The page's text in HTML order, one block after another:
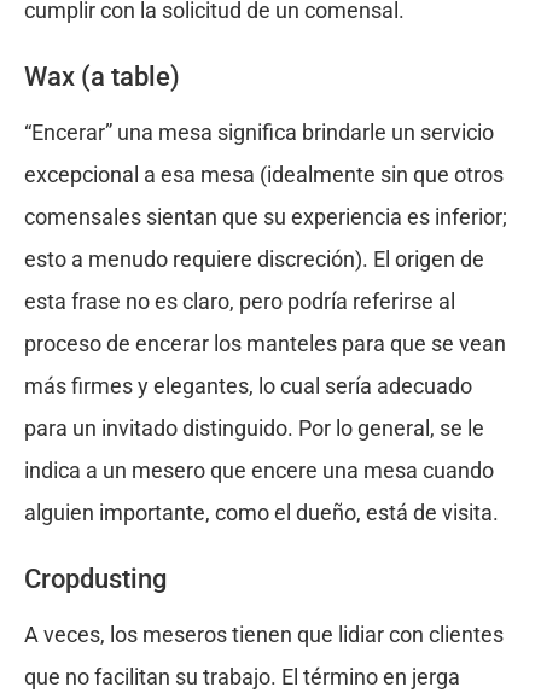
cumplir con la solicitud de un comensal.
Wax (a table)
“Encerar” una mesa significa brindarle un servicio
excepcional a esa mesa (idealmente sin que otros
comensales sientan que su experiencia es inferior;
esto a menudo requiere discreción). El origen de
esta frase no es claro, pero podría referirse al
proceso de encerar los manteles para que se vean
más firmes y elegantes, lo cual sería adecuado
para un invitado distinguido. Por lo general, se le
indica a un mesero que encere una mesa cuando
alguien importante, como el dueño, está de visita.
Cropdusting
A veces, los meseros tienen que lidiar con clientes
que no facilitan su trabajo. El término en jerga